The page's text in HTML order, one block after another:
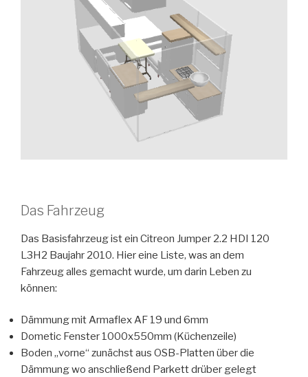
Das Fahrzeug
Das Basisfahrzeug ist ein Citreon Jumper 2.2 HDI 120
L3H2 Baujahr 2010. Hier eine Liste, was an dem
Fahrzeug alles gemacht wurde, um darin Leben zu
können:
Dämmung mit Armaflex AF 19 und 6mm
Dometic Fenster 1000x550mm (Küchenzeile)
Boden „vorne“ zunächst aus OSB-Platten über die
Dämmung wo anschließend Parkett drüber gelegt